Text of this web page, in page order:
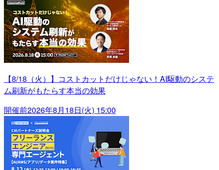
【8/18（火）】コストカットだけじゃない！AI駆動のシステ
ム刷新がもたらす本当の効果
開催前2026年8月18日(火) 15:00